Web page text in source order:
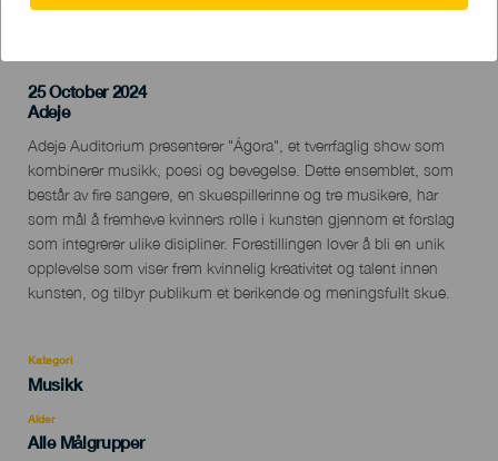
25 October 2024
Localidad
Adeje
Descripción
del
evento
Adeje Auditorium presenterer "Ágora", et tverrfaglig show som
kombinerer musikk, poesi og bevegelse. Dette ensemblet, som
består av fire sangere, en skuespillerinne og tre musikere, har
som mål å fremheve kvinners rolle i kunsten gjennom et forslag
som integrerer ulike disipliner. Forestillingen lover å bli en unik
opplevelse som viser frem kvinnelig kreativitet og talent innen
kunsten, og tilbyr publikum et berikende og meningsfullt skue.
Kategori
Categoría
evento
Musikk
Alder
Edad
Alle Målgrupper